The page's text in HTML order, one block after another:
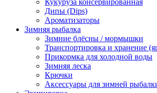
Кукуруза консервированная
Дипы (Dips)
Ароматизаторы
Зимняя рыбалка
Зимние блёсны / мормышки
Транспортировка и хранение
Прикормка для холодной воды
Зимняя леска
Крючки
Аксессуары для зимней